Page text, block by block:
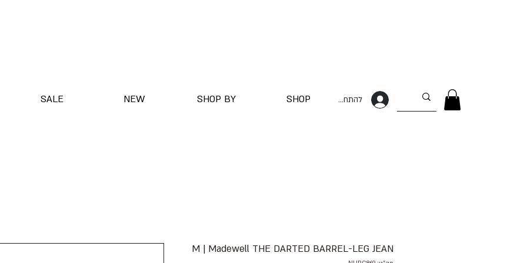
להתחברות SALE NEW SHOP BY SHOP
M | Madewell THE DARTED BARREL-LEG JEAN